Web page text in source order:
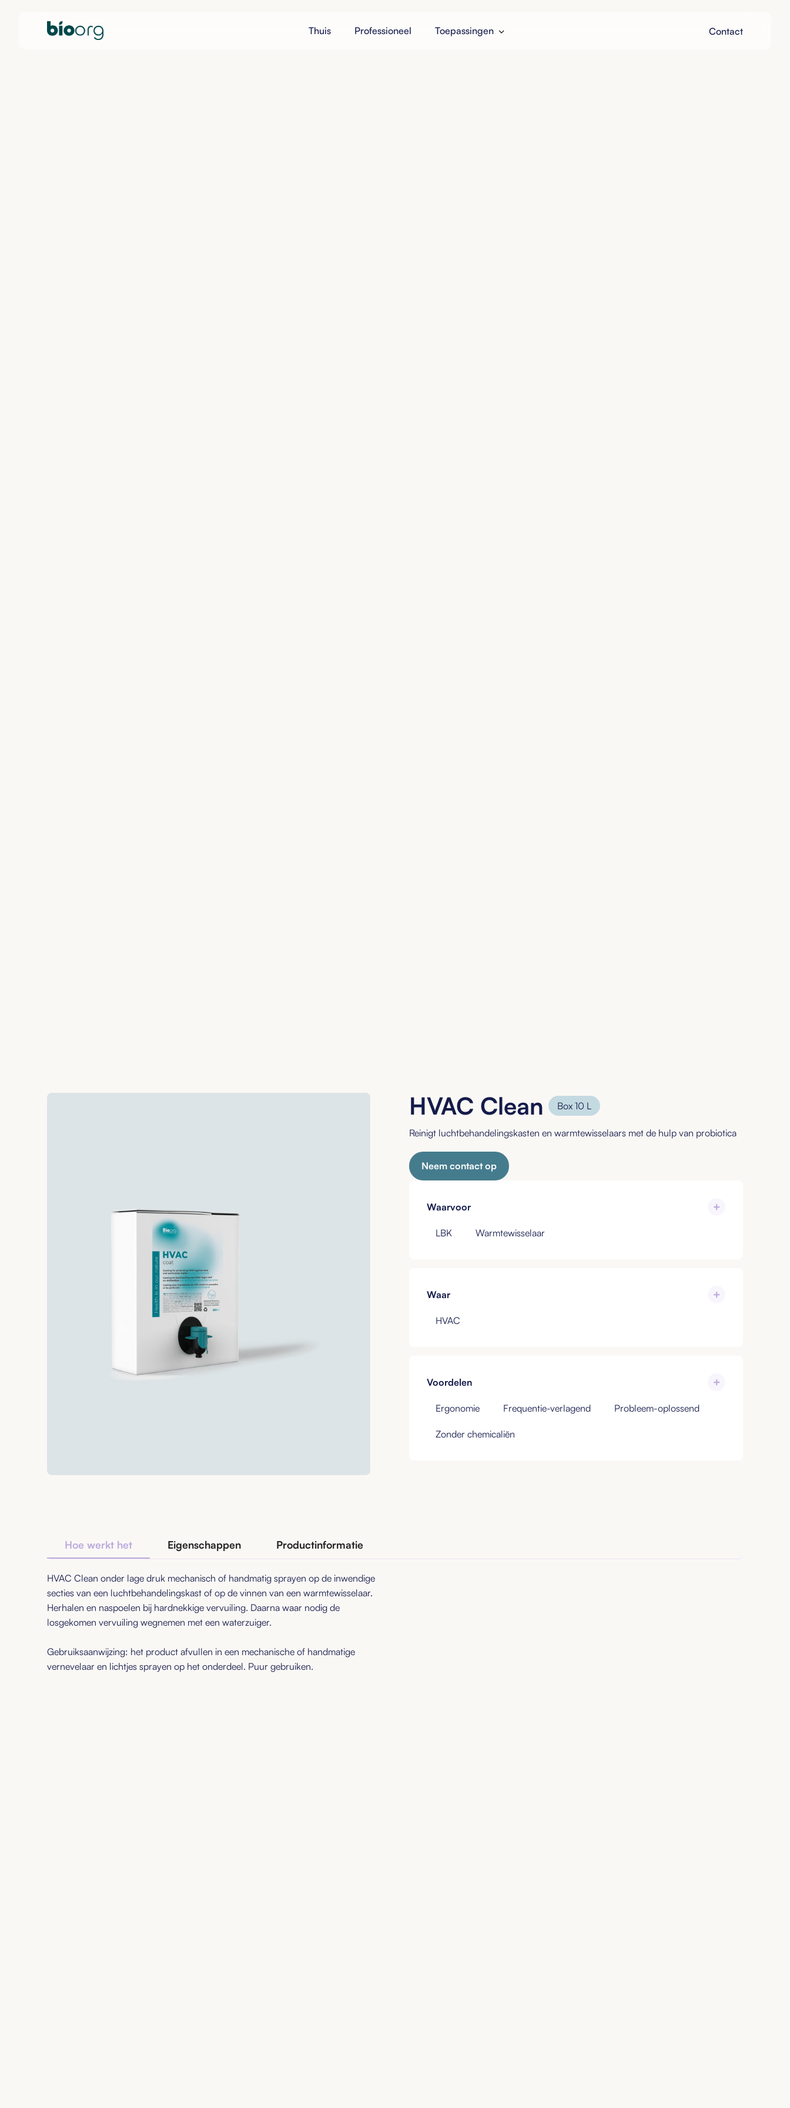
Thuis Professioneel Toepassingen
Contact
HVAC Clean Box 10 L
Reinigt luchtbehandelingskasten en warmtewisselaars met de hulp van probiotica
Neem contact op
Waarvoor
LBK Warmtewisselaar
Waar
HVAC
Voordelen
Ergonomie Frequentie-verlagend Probleem-oplossend
Zonder chemicaliën
Hoe werkt het Eigenschappen Productinformatie
HVAC Clean onder lage druk mechanisch of handmatig sprayen op de inwendige
secties van een luchtbehandelingskast of op de vinnen van een warmtewisselaar.
Herhalen en naspoelen bij hardnekkige vervuiling. Daarna waar nodig de
losgekomen vervuiling wegnemen met een waterzuiger.
Gebruiksaanwijzing: het product afvullen in een mechanische of handmatige
vernevelaar en lichtjes sprayen op het onderdeel. Puur gebruiken.